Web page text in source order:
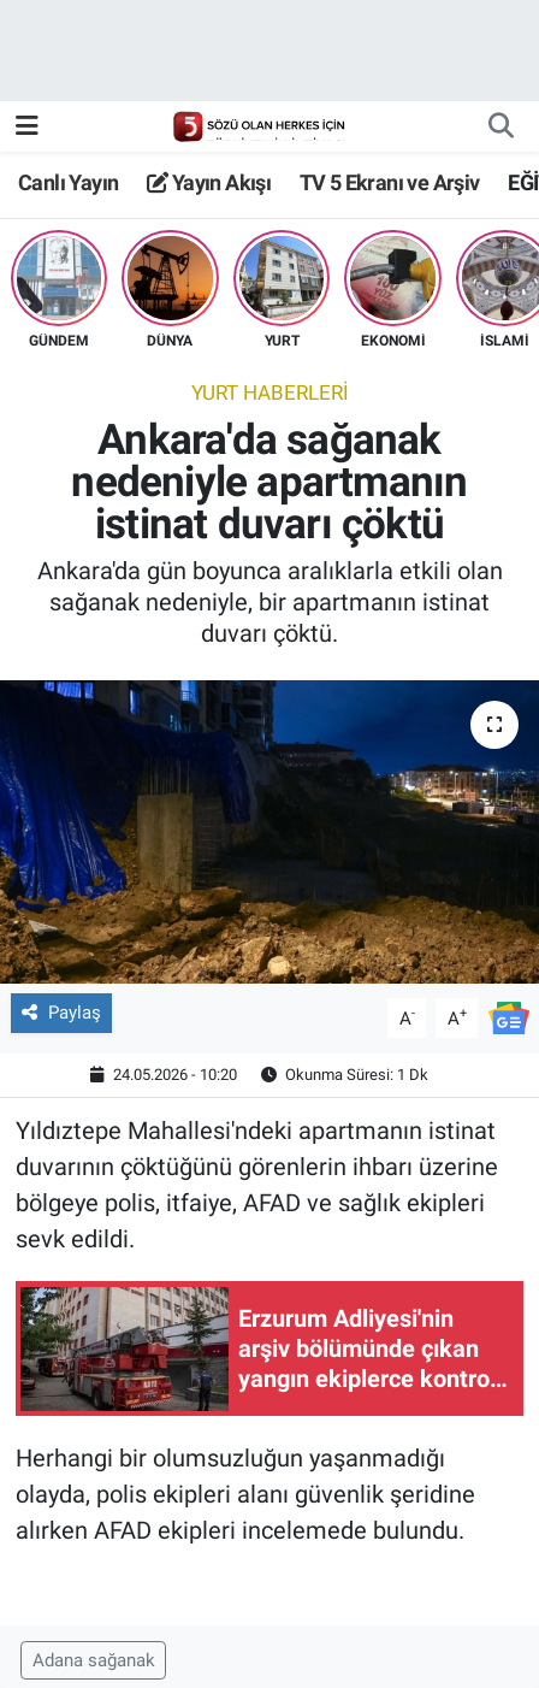
Canlı Yayın Yayın Akışı TV 5 Ekranı ve Arşiv
GÜNDEM DÜNYA YURT EKONOMİ İSLAMİ
YURT HABERLERİ
Ankara'da sağanak
nedeniyle apartmanın
istinat duvarı çöktü
Ankara'da gün boyunca aralıklarla etkili olan
sağanak nedeniyle, bir apartmanın istinat
duvarı çöktü.
Paylaş A- A+
24.05.2026 - 10:20 Okunma Süresi: 1 Dk
Yıldıztepe Mahallesi'ndeki apartmanın istinat
duvarının çöktüğünü görenlerin ihbarı üzerine
bölgeye polis, itfaiye, AFAD ve sağlık ekipleri
sevk edildi.
Erzurum Adliyesi'nin
arşiv bölümünde çıkan
yangın ekiplerce kontrol
altına alındı
Herhangi bir olumsuzluğun yaşanmadığı
olayda, polis ekipleri alanı güvenlik şeridine
alırken AFAD ekipleri incelemede bulundu.
Adana sağanak
TV 5 Ekranı ve Arşiv